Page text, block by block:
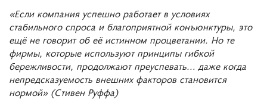
«Если компания успешно работает в условиях
стабильного спроса и благоприятной конъюнктуры, это
ещё не говорит об её истинном процветании. Но те
фирмы, которые используют принципы гибкой
бережливости, продолжают преуспевать… даже когда
непредсказуемость внешних факторов становится
нормой» (Стивен Руффа)